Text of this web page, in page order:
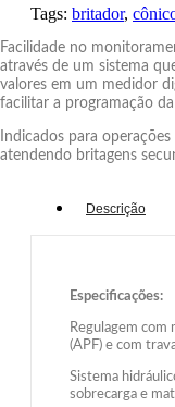
Tags: britador,
Facilidade no
através de um sistema
valores em um medidor
facilitar a programação
Indicados para
atendendo britagens
Descrição
Especificações:
Regulagem com
(APF) e com
Sistema
sobrecarga e